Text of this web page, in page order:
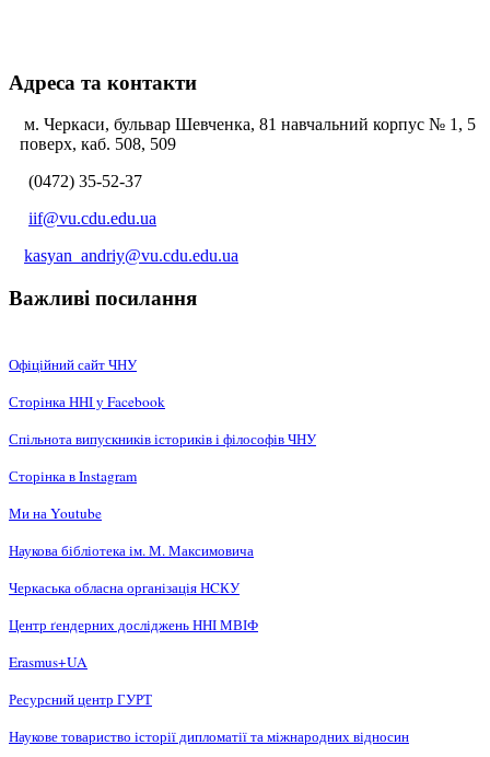
Адреса та контакти
м. Черкаси, бульвар Шевченка, 81 навчальний корпус № 1, 5
поверх, каб. 508, 509
(0472) 35-52-37
iif@vu.cdu.edu.ua
kasyan_andriy@vu.cdu.edu.ua
Важливі посилання
Офіційний сайт ЧНУ
Сторінка ННІ у Facebook
Спільнота випускників істориків і філософів ЧНУ
Сторінка в Instagram
Ми на Youtube
Наукова бібліотека ім. М. Максимовича
Черкаська обласна організація НCКУ
Центр ґендерних досліджень ННІ МВІФ
Erasmus+UA
Ресурсний центр ГУРТ
Наукове товариство історії дипломатії та міжнародних відносин